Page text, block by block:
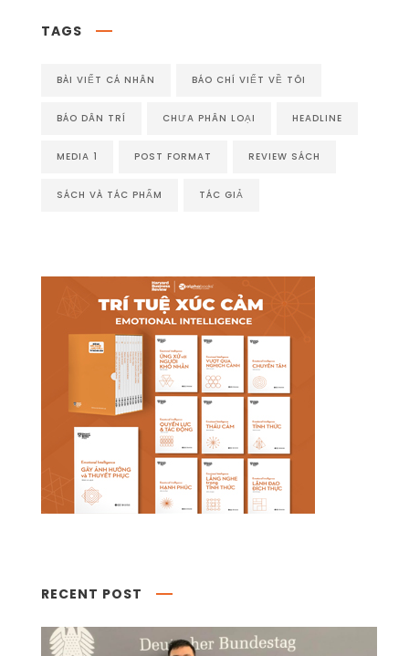
TAGS
BÀI VIẾT CÁ NHÂN BÁO CHÍ VIẾT VỀ TÔI
BÁO DÂN TRÍ CHƯA PHÂN LOẠI HEADLINE
MEDIA 1 POST FORMAT REVIEW SÁCH
SÁCH VÀ TÁC PHẨM TÁC GIẢ
RECENT POST